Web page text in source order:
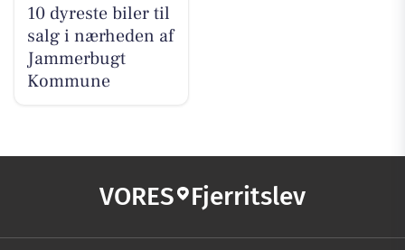
10 dyreste biler til
salg i nærheden af
Jammerbugt
Kommune
VORES Fjerritslev